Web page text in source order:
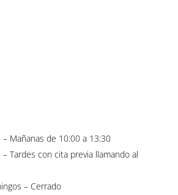
– Mañanas de 10:00 a 13:30
– Tardes con cita previa llamando al
– Cerrado